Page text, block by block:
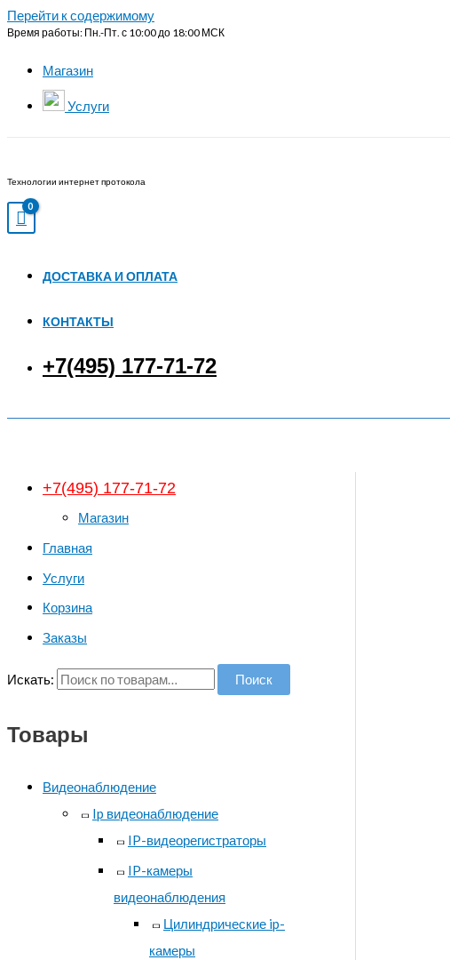
Перейти к содержимому
Время работы: Пн.-Пт. с 10:00 до 18:00 МСК
Магазин
Услуги
Технологии интернет протокола
ДОСТАВКА И ОПЛАТА
КОНТАКТЫ
+7(495) 177-71-72
+7(495) 177-71-72
Магазин
Главная
Услуги
Корзина
Заказы
Искать: Поиск
Товары
Видеонаблюдение
Ip видеонаблюдение
IP-видеорегистраторы
IP-камеры
видеонаблюдения
Цилиндрические ip-
камеры